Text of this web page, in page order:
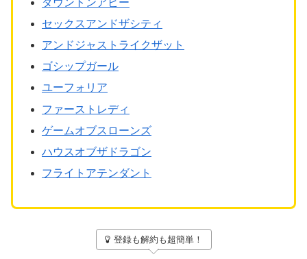
セックスアンドザシティ
アンドジャストライクザット
ゴシップガール
ユーフォリア
ファーストレディ
ゲームオブスローンズ
ハウスオブザドラゴン
フライトアテンダント
登録も解約も超簡単！